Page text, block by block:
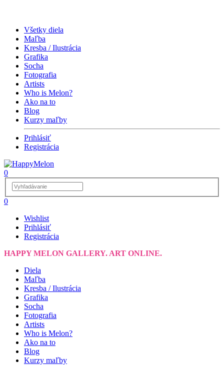
Všetky diela
Maľba
Kresba / Ilustrácia
Grafika
Socha
Fotografia
Artists
Who is Melon?
Ako na to
Blog
Kurzy maľby
Prihlásiť
Registrácia
0
0
Wishlist
Prihlásiť
Registrácia
HAPPY MELON GALLERY. ART ONLINE.
Diela
Maľba
Kresba / Ilustrácia
Grafika
Socha
Fotografia
Artists
Who is Melon?
Ako na to
Blog
Kurzy maľby